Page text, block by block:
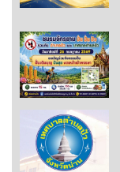
ฮอมฮักแกลเลอรี่
ฮักปัวโฮเทล
เพลินใจ โฮมสเตย์
เฮือนกว่าง
เฮือนสล่า โฮมสเตย์